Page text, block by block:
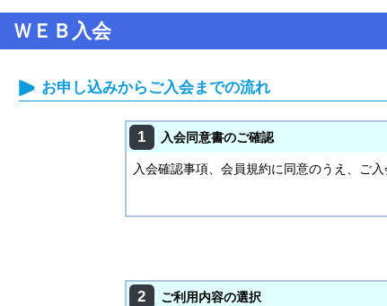
ＷＥＢ入会
お申し込みからご入会までの流れ
1 入会同意書のご確認
入会確認事項、会員規約に同意のうえ、ご入
2 ご利用内容の選択